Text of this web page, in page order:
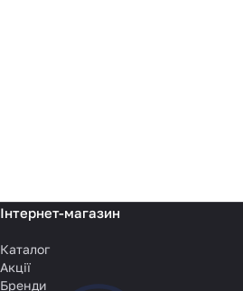
Інтернет-магазин
Каталог
Акції
Бренди